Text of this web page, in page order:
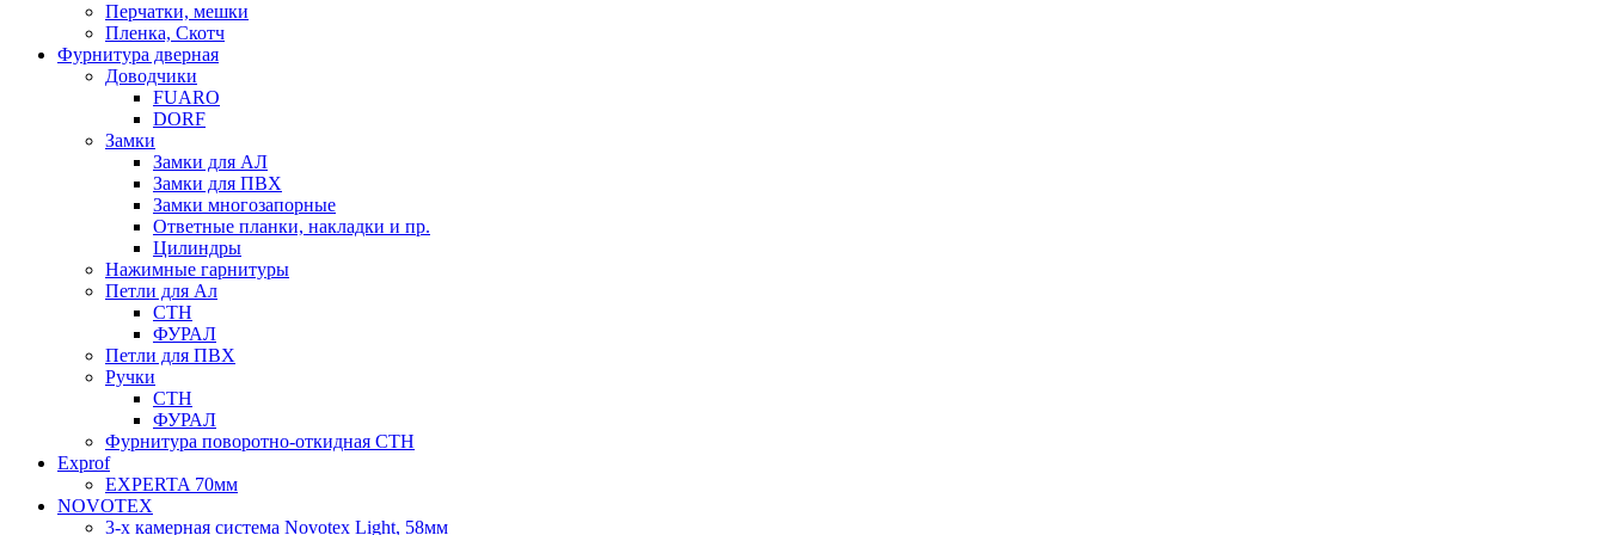
Перчатки, мешки
Пленка, Скотч
Фурнитура дверная
Доводчики
FUARO
DORF
Замки
Замки для АЛ
Замки для ПВХ
Замки многозапорные
Ответные планки, накладки и пр.
Цилиндры
Нажимные гарнитуры
Петли для Ал
СТН
ФУРАЛ
Петли для ПВХ
Ручки
СТН
ФУРАЛ
Фурнитура поворотно-откидная СТН
Exprof
EXPERTA 70мм
NOVOTEX
3-х камерная система Novotex Light, 58мм